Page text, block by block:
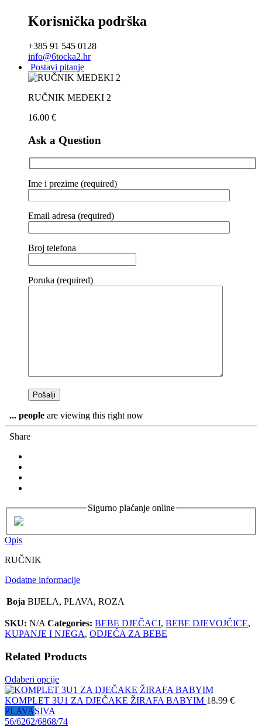
Korisnička podrška
+385 91 545 0128
info@6tocka2.hr
Postavi pitanje
RUČNIK MEDEKI 2
16.00 €
Ask a Question
Ime i prezime (required)
Email adresa (required)
Broj telefona
Poruka (required)
... people are viewing this right now
Share
Sigurno plaćanje online
Opis
RUČNIK
Dodatne informacije
Boja BIJELA, PLAVA, ROZA
SKU: N/A Categories: BEBE DJEČACI, BEBE DJEVOJČICE,
KUPANJE I NJEGA, ODJEĆA ZA BEBE
Related Products
Odaberi opcije
KOMPLET 3U1 ZA DJEČAKE ŽIRAFA BABYIM 18.99 €
PLAVASIVA
56/6262/6868/74